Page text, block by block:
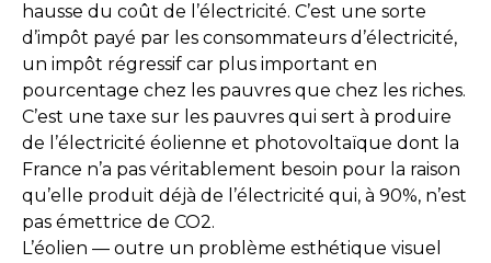
hausse du coût de l’électricité. C’est une sorte
d’impôt payé par les consommateurs d’électricité,
un impôt régressif car plus important en
pourcentage chez les pauvres que chez les riches.
C’est une taxe sur les pauvres qui sert à produire
de l’électricité éolienne et photovoltaïque dont la
France n’a pas véritablement besoin pour la raison
qu’elle produit déjà de l’électricité qui, à 90%, n’est
pas émettrice de CO2.
L’éolien — outre un problème esthétique visuel